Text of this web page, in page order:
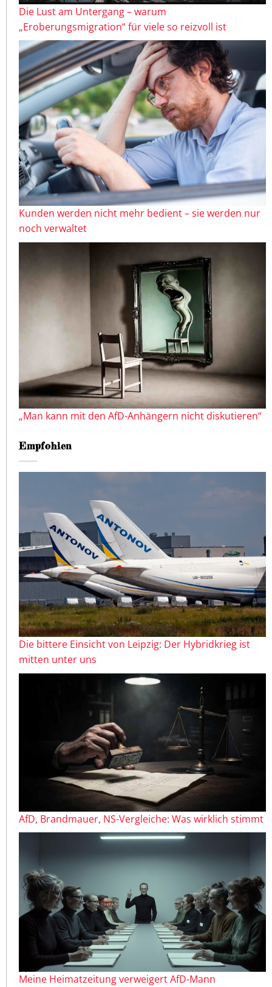
Die Lust am Untergang – warum
„Eroberungsmigration“ für viele so reizvoll ist
Kunden werden nicht mehr bedient – sie werden nur
noch verwaltet
„Man kann mit den AfD-Anhängern nicht diskutieren“
Empfohlen
Die bittere Einsicht von Leipzig: Der Hybridkrieg ist
mitten unter uns
AfD, Brandmauer, NS-Vergleiche: Was wirklich stimmt
Meine Heimatzeitung verweigert AfD-Mann